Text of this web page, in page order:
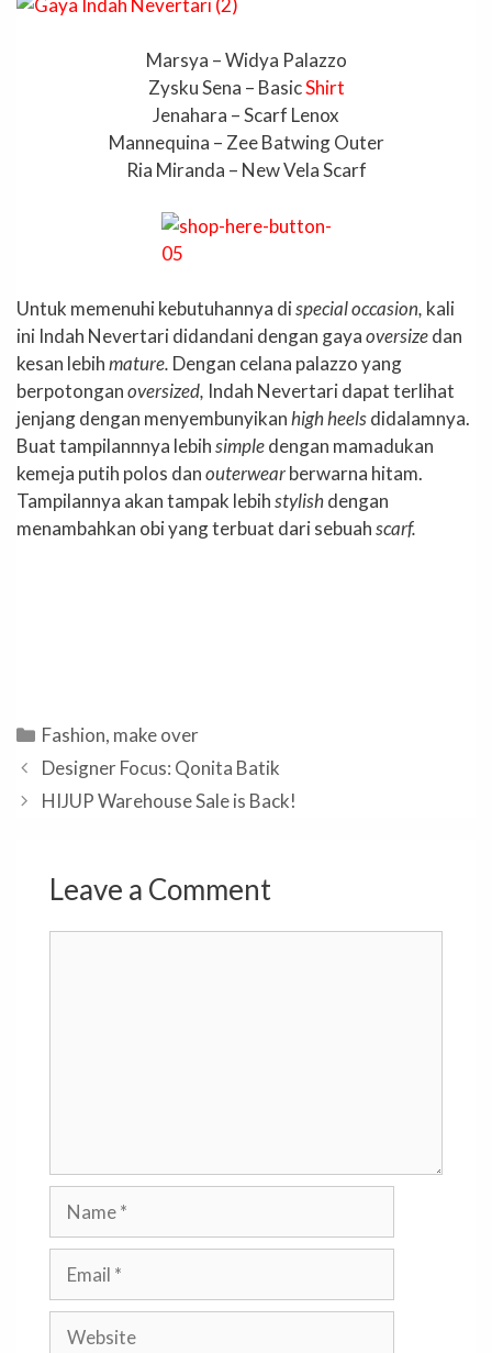
Marsya – Widya Palazzo
Zysku Sena – BasicShirt
Jenahara – Scarf Lenox
Mannequina – Zee Batwing Outer
Ria Miranda – New Vela Scarf
Untuk memenuhi kebutuhannya dispecial occasion, kali
ini Indah Nevertari didandani dengan gayaoversizedan
kesan lebihmature. Dengan celana palazzo yang
berpotonganoversized, Indah Nevertari dapat terlihat
jenjang dengan menyembunyikanhigh heelsdidalamnya.
Buat tampilannnya lebihsimpledengan mamadukan
kemeja putih polos danouterwearberwarna hitam.
Tampilannya akan tampak lebihstylishdengan
menambahkan obi yang terbuat dari sebuahscarf.
Categories
Fashion, make over
Designer Focus: Qonita Batik
HIJUP Warehouse Sale is Back!
Leave a Comment